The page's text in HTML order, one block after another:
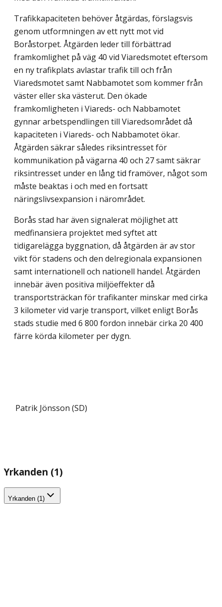
Trafikkapaciteten behöver åtgärdas, förslagsvis
genom utformningen av ett nytt mot vid
Boråstorpet. Åtgärden leder till förbättrad
framkomlighet på väg 40 vid Viareds­motet eftersom
en ny trafikplats avlastar trafik till och från
Viaredsmotet samt Nabbamotet som kommer från
väster eller ska västerut. Den ökade
framkomligheten i Viareds- och Nabbamotet
gynnar arbetspendlingen till Viaredsområdet då
kapaciteten i Viareds- och Nabbamotet ökar.
Åtgärden säkrar således riksintresset för
kommunika­tion på vägarna 40 och 27 samt säkrar
riksintresset under en lång tid framöver, något som
måste beaktas i och med en fortsatt
näringslivsexpansion i närområdet.
Borås stad har även signalerat möjlighet att
medfinansiera projektet med syftet att
tidigarelägga byggnation, då åtgärden är av stor
vikt för stadens och den delregionala expansionen
samt internationell och nationell handel. Åtgärden
innebär även positiva miljöeffekter då
transportsträckan för trafikanter minskar med cirka
3 kilometer vid varje transport, vilket enligt Borås
stads studie med 6 800 fordon innebär cirka 20 400
färre körda kilometer per dygn.
Patrik Jönsson (SD)
Yrkanden (1)
Yrkanden (1)